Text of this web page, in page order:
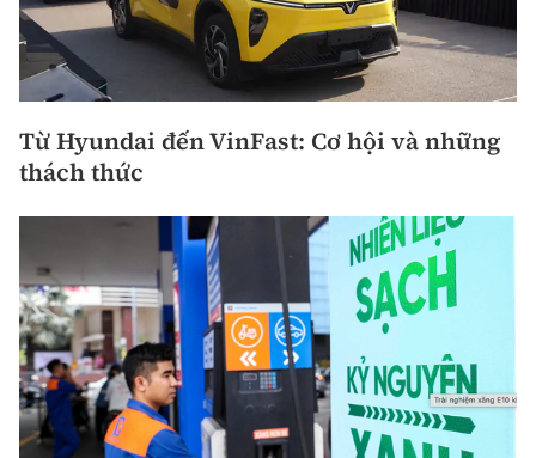
Từ Hyundai đến VinFast: Cơ hội và những
thách thức